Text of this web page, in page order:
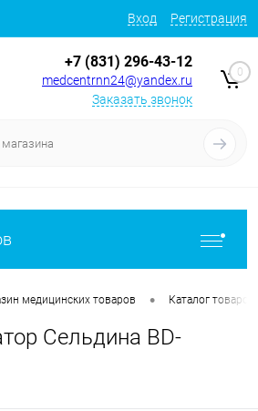
Вход Регистрация
+7 (831) 296-43-12
medcentrnn24@yandex.ru
Заказать звонок
0
медицинских товаров • Каталог товаров
Сельдина BD-